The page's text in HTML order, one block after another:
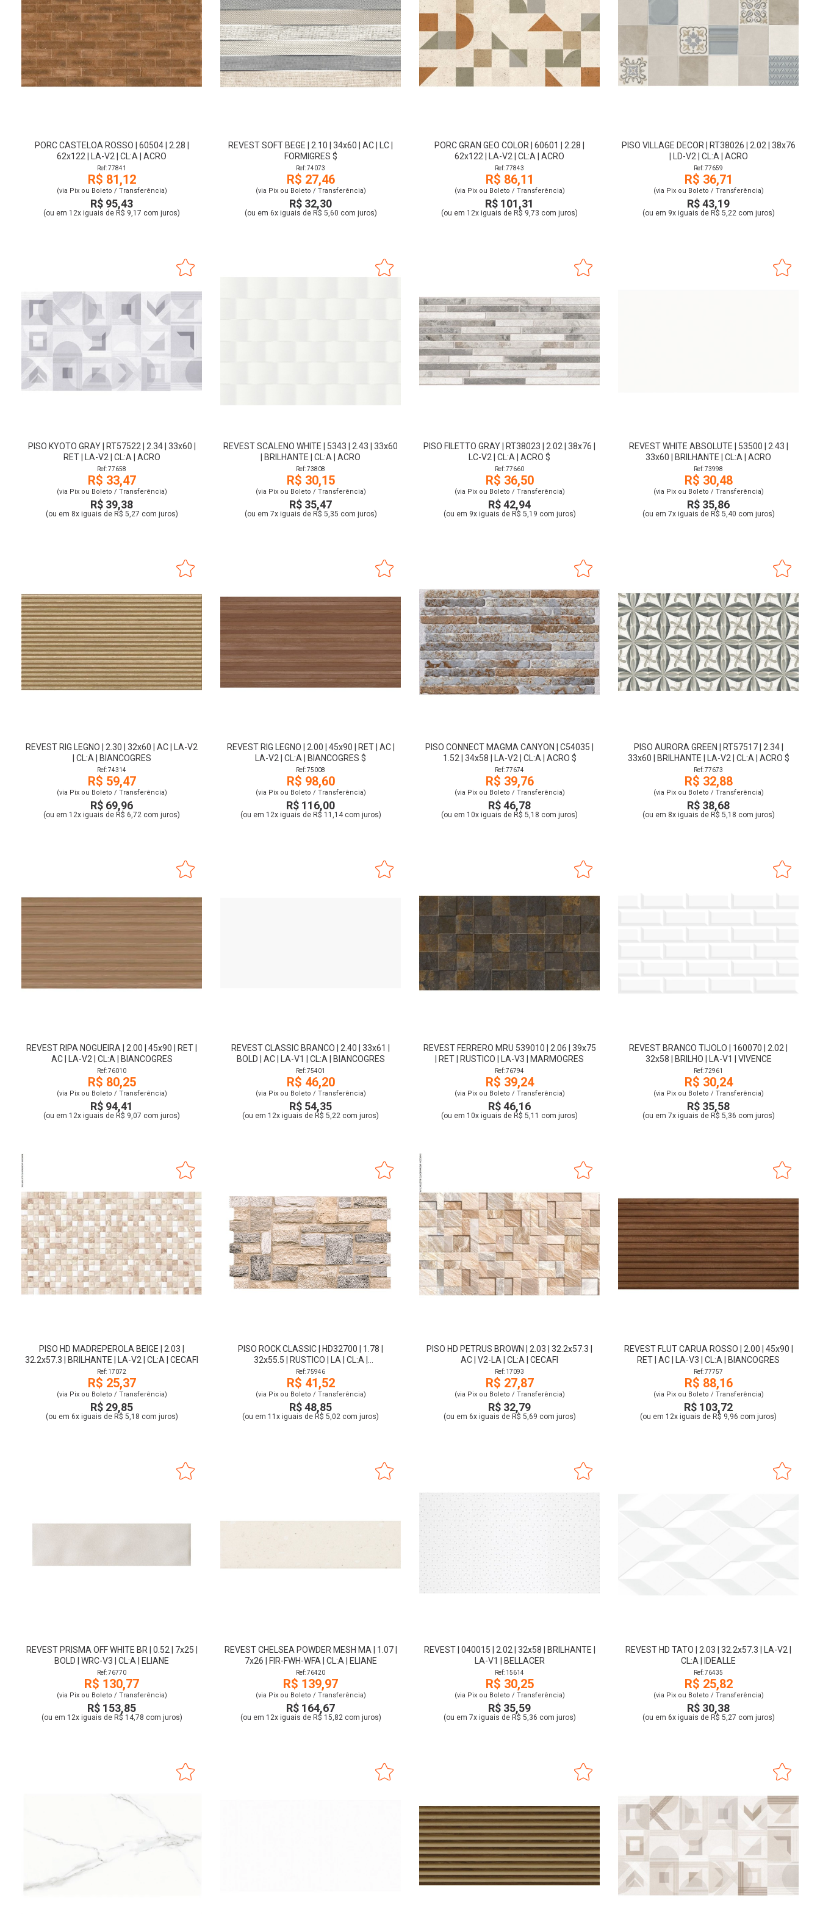
PORC CASTELOA ROSSO | 60504 | 2.28 |
62x122 | LA-V2 | CL:A | ACRO
Ref: 77841
R$ 81,12
(via Pix ou Boleto / Transferência)
R$ 95,43
(ou em 12x iguais de R$ 9,17 com juros)
REVEST SOFT BEGE | 2.10 | 34x60 | AC | LC |
FORMIGRES $
Ref: 74073
R$ 27,46
(via Pix ou Boleto / Transferência)
R$ 32,30
(ou em 6x iguais de R$ 5,60 com juros)
PORC GRAN GEO COLOR | 60601 | 2.28 |
62x122 | LA-V2 | CL:A | ACRO
Ref: 77843
R$ 86,11
(via Pix ou Boleto / Transferência)
R$ 101,31
(ou em 12x iguais de R$ 9,73 com juros)
PISO VILLAGE DECOR | RT38026 | 2.02 | 38x76
| LD-V2 | CL:A | ACRO
Ref: 77659
R$ 36,71
(via Pix ou Boleto / Transferência)
R$ 43,19
(ou em 9x iguais de R$ 5,22 com juros)
PISO KYOTO GRAY | RT57522 | 2.34 | 33x60 |
RET | LA-V2 | CL:A | ACRO
Ref: 77658
R$ 33,47
(via Pix ou Boleto / Transferência)
R$ 39,38
(ou em 8x iguais de R$ 5,27 com juros)
REVEST SCALENO WHITE | 5343 | 2.43 | 33x60
| BRILHANTE | CL:A | ACRO
Ref: 73808
R$ 30,15
(via Pix ou Boleto / Transferência)
R$ 35,47
(ou em 7x iguais de R$ 5,35 com juros)
PISO FILETTO GRAY | RT38023 | 2.02 | 38x76 |
LC-V2 | CL:A | ACRO $
Ref: 77660
R$ 36,50
(via Pix ou Boleto / Transferência)
R$ 42,94
(ou em 9x iguais de R$ 5,19 com juros)
REVEST WHITE ABSOLUTE | 53500 | 2.43 |
33x60 | BRILHANTE | CL:A | ACRO
Ref: 73998
R$ 30,48
(via Pix ou Boleto / Transferência)
R$ 35,86
(ou em 7x iguais de R$ 5,40 com juros)
REVEST RIG LEGNO | 2.30 | 32x60 | AC | LA-V2
| CL:A | BIANCOGRES
Ref: 74314
R$ 59,47
(via Pix ou Boleto / Transferência)
R$ 69,96
(ou em 12x iguais de R$ 6,72 com juros)
REVEST RIG LEGNO | 2.00 | 45x90 | RET | AC |
LA-V2 | CL:A | BIANCOGRES $
Ref: 75008
R$ 98,60
(via Pix ou Boleto / Transferência)
R$ 116,00
(ou em 12x iguais de R$ 11,14 com juros)
PISO CONNECT MAGMA CANYON | C54035 |
1.52 | 34x58 | LA-V2 | CL:A | ACRO $
Ref: 77674
R$ 39,76
(via Pix ou Boleto / Transferência)
R$ 46,78
(ou em 10x iguais de R$ 5,18 com juros)
PISO AURORA GREEN | RT57517 | 2.34 |
33x60 | BRILHANTE | LA-V2 | CL:A | ACRO $
Ref: 77673
R$ 32,88
(via Pix ou Boleto / Transferência)
R$ 38,68
(ou em 8x iguais de R$ 5,18 com juros)
REVEST RIPA NOGUEIRA | 2.00 | 45x90 | RET |
AC | LA-V2 | CL:A | BIANCOGRES
Ref: 76010
R$ 80,25
(via Pix ou Boleto / Transferência)
R$ 94,41
(ou em 12x iguais de R$ 9,07 com juros)
REVEST CLASSIC BRANCO | 2.40 | 33x61 |
BOLD | AC | LA-V1 | CL:A | BIANCOGRES
Ref: 75401
R$ 46,20
(via Pix ou Boleto / Transferência)
R$ 54,35
(ou em 12x iguais de R$ 5,22 com juros)
REVEST FERRERO MRU 539010 | 2.06 | 39x75
| RET | RUSTICO | LA-V3 | MARMOGRES
Ref: 76794
R$ 39,24
(via Pix ou Boleto / Transferência)
R$ 46,16
(ou em 10x iguais de R$ 5,11 com juros)
REVEST BRANCO TIJOLO | 160070 | 2.02 |
32x58 | BRILHO | LA-V1 | VIVENCE
Ref: 72961
R$ 30,24
(via Pix ou Boleto / Transferência)
R$ 35,58
(ou em 7x iguais de R$ 5,36 com juros)
PISO HD MADREPEROLA BEIGE | 2.03 |
32.2x57.3 | BRILHANTE | LA-V2 | CL:A | CECAFI
Ref: 17072
R$ 25,37
(via Pix ou Boleto / Transferência)
R$ 29,85
(ou em 6x iguais de R$ 5,18 com juros)
PISO ROCK CLASSIC | HD32700 | 1.78 |
32x55.5 | RUSTICO | LA | CL:A |
CRISTOFOLETTI
Ref: 75946
R$ 41,52
(via Pix ou Boleto / Transferência)
R$ 48,85
(ou em 11x iguais de R$ 5,02 com juros)
PISO HD PETRUS BROWN | 2.03 | 32.2x57.3 |
AC | V2-LA | CL:A | CECAFI
Ref: 17093
R$ 27,87
(via Pix ou Boleto / Transferência)
R$ 32,79
(ou em 6x iguais de R$ 5,69 com juros)
REVEST FLUT CARUA ROSSO | 2.00 | 45x90 |
RET | AC | LA-V3 | CL:A | BIANCOGRES
Ref: 77757
R$ 88,16
(via Pix ou Boleto / Transferência)
R$ 103,72
(ou em 12x iguais de R$ 9,96 com juros)
REVEST PRISMA OFF WHITE BR | 0.52 | 7x25 |
BOLD | WRC-V3 | CL:A | ELIANE
Ref: 76770
R$ 130,77
(via Pix ou Boleto / Transferência)
R$ 153,85
(ou em 12x iguais de R$ 14,78 com juros)
REVEST CHELSEA POWDER MESH MA | 1.07 |
7x26 | FIR-FWH-WFA | CL:A | ELIANE
Ref: 76420
R$ 139,97
(via Pix ou Boleto / Transferência)
R$ 164,67
(ou em 12x iguais de R$ 15,82 com juros)
REVEST | 040015 | 2.02 | 32x58 | BRILHANTE |
LA-V1 | BELLACER
Ref: 15614
R$ 30,25
(via Pix ou Boleto / Transferência)
R$ 35,59
(ou em 7x iguais de R$ 5,36 com juros)
REVEST HD TATO | 2.03 | 32.2x57.3 | LA-V2 |
CL:A | IDEALLE
Ref: 76435
R$ 25,82
(via Pix ou Boleto / Transferência)
R$ 30,38
(ou em 6x iguais de R$ 5,27 com juros)